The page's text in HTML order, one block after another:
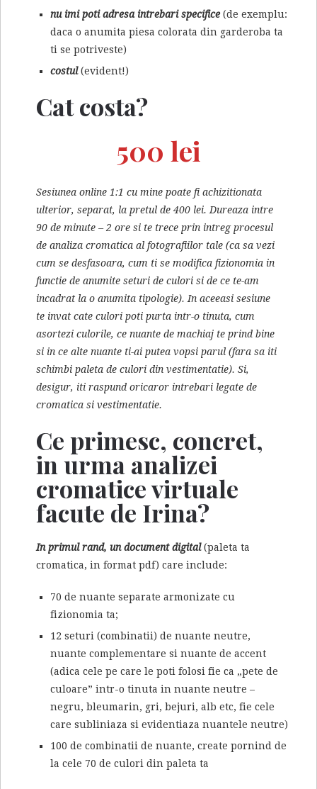
nu imi poti adresa intrebari specifice(de exemplu:
daca o anumita piesa colorata din garderoba ta
ti se potriveste)
costul(evident!)
Cat costa?
500 lei
Sesiunea online 1:1 cu mine poate fi achizitionata
ulterior, separat, la pretul de 400 lei. Dureaza intre
90 de minute – 2 ore si te trece prin intreg procesul
de analiza cromatica al fotografiilor tale (ca sa vezi
cum se desfasoara, cum ti se modifica fizionomia in
functie de anumite seturi de culori si de ce te-am
incadrat la o anumita tipologie). In aceeasi sesiune
te invat cate culori poti purta intr-o tinuta, cum
asortezi culorile, ce nuante de machiaj te prind bine
si in ce alte nuante ti-ai putea vopsi parul (fara sa iti
schimbi paleta de culori din vestimentatie). Si,
desigur, iti raspund oricaror intrebari legate de
cromatica si vestimentatie.
Ce primesc, concret,
in urma analizei
cromatice virtuale
facute de Irina?
In primul rand, un document digital(paleta ta
cromatica, in format pdf) care include:
70 de nuante separate armonizate cu
fizionomia ta;
12 seturi (combinatii) de nuante neutre,
nuante complementare si nuante de accent
(adica cele pe care le poti folosi fie ca „pete de
culoare” intr-o tinuta in nuante neutre –
negru, bleumarin, gri, bejuri, alb etc, fie cele
care subliniaza si evidentiaza nuantele neutre)
100 de combinatii de nuante, create pornind de
la cele 70 de culori din paleta ta